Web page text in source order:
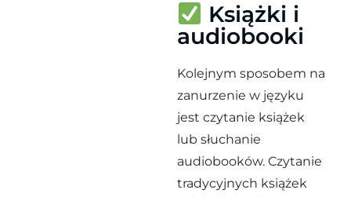
Książki i
audiobooki
Kolejnym sposobem na
zanurzenie w języku
jest czytanie książek
lub słuchanie
audiobooków. Czytanie
tradycyjnych książek